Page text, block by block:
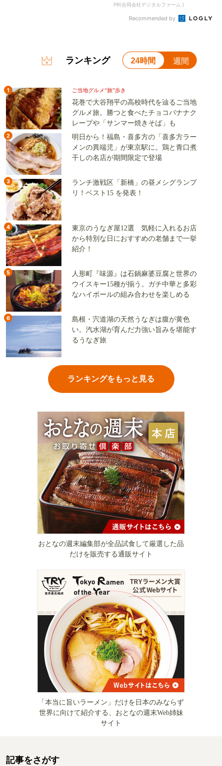
PR(合同会社デジタルファーム )
Recommended by
ランキング 24時間 週間
1 ご当地グルメ“旅”歩き
花巻で大谷翔平の高校時代を辿るご当地
グルメ旅。勝つと食べたチョコバナナク
レープや「サンマー焼きそば」も
2
明日から！福島・喜多方の「喜多方ラー
メンの異端児」が東京駅に。鶏と青口煮
干しの名店が期間限定で登場
3
ランチ激戦区「新橋」の昼メシグランプ
リ！ベスト15 を発表！
4
東京のうなぎ屋12選 気軽に入れるお店
から特別な日におすすめの老舗まで一挙
紹介！
5
人形町『味源』は石鍋麻婆豆腐と世界の
ウイスキー15種が揃う。ガチ中華と多彩
なハイボールの組み合わせを楽しめる
6
島根・宍道湖の天然うなぎは腹が黄色
い。汽水湖が育んだ力強い旨みを堪能す
るうなぎ旅
ランキングをもっと見る
おとなの週末編集部が全品試食して厳選した品
だけを販売する通販サイト
「本当に旨いラーメン」だけを日本のみならず
世界に向けて紹介する、おとなの週末Web姉妹
サイト
記事をさがす